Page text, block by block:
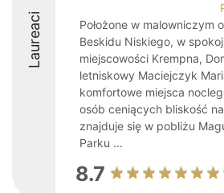
Laureaci
Położone w malowniczym
Beskidu Niskiego, w
miejscowości Krempna,
letniskowy Maciejczyk
komfortowe miejsca
osób ceniących bliskość
znajduje się w pobliżu
Parku ...
8.7